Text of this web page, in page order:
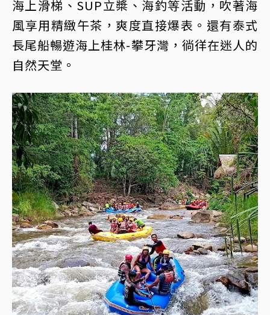
海上滑梯、SUP立槳、海釣等活動，吹著海
風享用精緻午茶，爽度直接爆表。還有泰式
長尾船暢遊海上桂林-攀牙灣，徜徉在迷人的
自然天堂。